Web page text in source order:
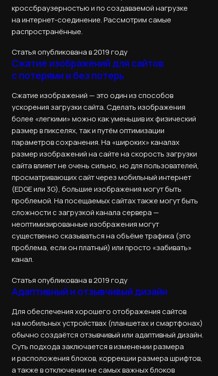
кроссбраузерностью и по создаваемой нагрузке
на интернет-соединение. Рассмотрим самые
распространённые.
Статья опубликована в 2019 году
Сжатие изображений для сайтов
с потерями и без потерь
Сжатие изображений — это один из способов
ускорения загрузки сайта. Сделать изображения
более «легкими» можно как уменьшив их физический
размер в пикселях, так и путём оптимизации
параметров сохранения. На «широких» каналах
размер изображений на сайте на скорость загрузки
сайта влияет не очень сильно, но для пользователей,
просматривающих сайт через мобильный интернет
(EDGE или 3G), большие изображения могут быть
проблемой. На посещаемых сайтах также могут быть
сложности с загрузкой канала сервера —
неоптимизированные изображения могут
существенно сказываться на объёме трафика (это
проблема, если он платный) или просто «забивать»
канал.
Статья опубликована в 2019 году
Адаптивный и отзывчивый дизайн
Для обеспечения хорошего отображения сайтов
на мобильных устройствах (планшетах и смартфонах)
обычно создаётся отзывчивый или адаптивный дизайн.
Суть подхода заключается в изменении размера
и расположения блоков, коррекции размера шрифтов,
а также в отключении не самых важных блоков